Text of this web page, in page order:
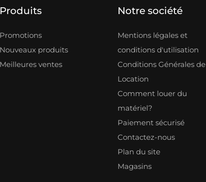
Produits
Promotions
Nouveaux produits
Meilleures ventes
Notre société
Mentions légales et
conditions d'utilisation
Conditions Générales de
Location
Comment louer du
matériel?
Paiement sécurisé
Contactez-nous
Plan du site
Magasins